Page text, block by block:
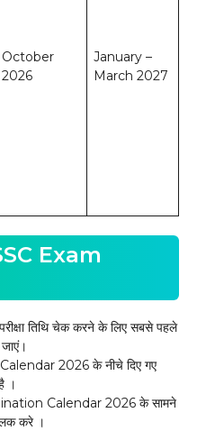
October
2026
January –
March 2027
Exam
तिथि चेक करने के लिए सबसे पहले
Calendar 2026 के नीचे दिए गए
।
Calendar 2026 के सामने
करे ।